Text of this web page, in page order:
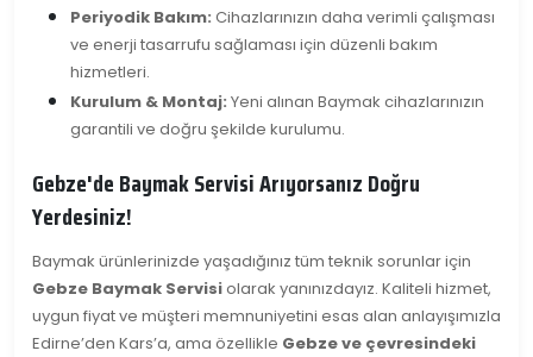
Periyodik Bakım: Cihazlarınızın daha verimli çalışması
ve enerji tasarrufu sağlaması için düzenli bakım
hizmetleri.
Kurulum & Montaj: Yeni alınan Baymak cihazlarınızın
garantili ve doğru şekilde kurulumu.
Gebze'de Baymak Servisi Arıyorsanız Doğru
Yerdesiniz!
Baymak ürünlerinizde yaşadığınız tüm teknik sorunlar için
Gebze Baymak Servisiolarak yanınızdayız. Kaliteli hizmet,
uygun fiyat ve müşteri memnuniyetini esas alan anlayışımızla
Edirne’den Kars’a, ama özellikle Gebze ve çevresindeki